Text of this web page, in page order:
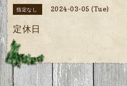
指定なし 2024-03-05 (Tue)
定休日